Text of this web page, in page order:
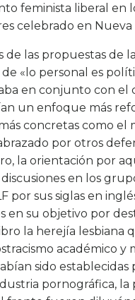
feminista liberal en
celebrado en Nueva
las propuestas de
«lo personal es
en conjunto con el
un enfoque más
concretas como
por otros
la orientación por
en los
por sus siglas en
su objetivo por
la herejía
académico
sido
pornográfica,